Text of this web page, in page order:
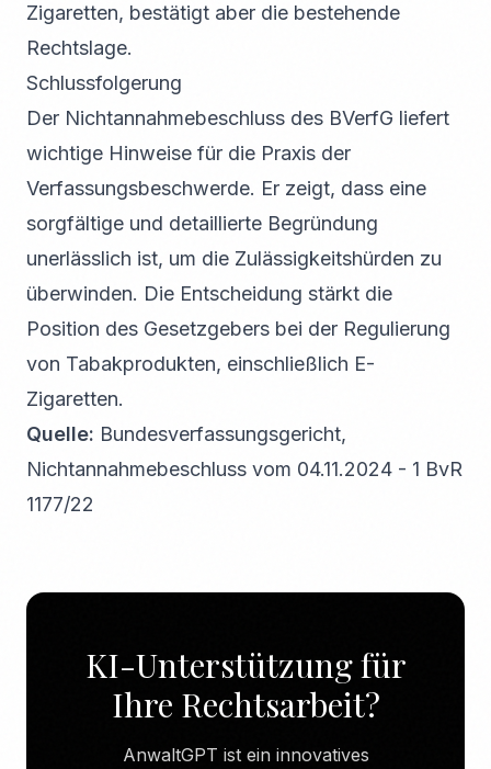
Zigaretten, bestätigt aber die bestehende
Rechtslage.
Schlussfolgerung
Der Nichtannahmebeschluss des BVerfG liefert
wichtige Hinweise für die Praxis der
Verfassungsbeschwerde. Er zeigt, dass eine
sorgfältige und detaillierte Begründung
unerlässlich ist, um die Zulässigkeitshürden zu
überwinden. Die Entscheidung stärkt die
Position des Gesetzgebers bei der Regulierung
von Tabakprodukten, einschließlich E-
Zigaretten.
Quelle: Bundesverfassungsgericht,
Nichtannahmebeschluss vom 04.11.2024 - 1 BvR
1177/22
KI-Unterstützung für
Ihre Rechtsarbeit?
AnwaltGPT ist ein innovatives